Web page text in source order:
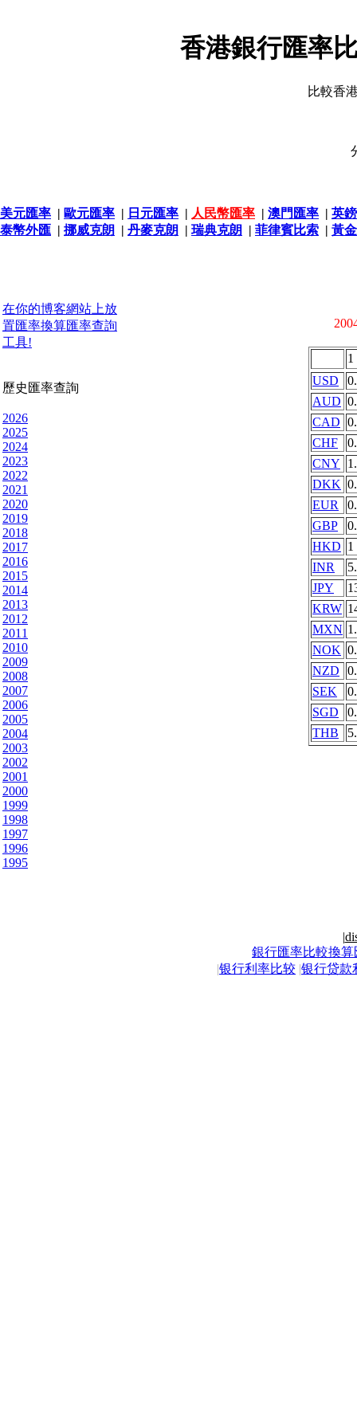
香港銀行匯率
比較香
美元匯率 | 歐元匯率 | 日元匯率 | 人民幣匯率 | 澳門匯率 | 英
泰幣外匯 | 挪威克朗 | 丹麥克朗 | 瑞典克朗 | 菲律賓比索 | 黃
在你的博客網站上放
置匯率換算匯率查詢
工具!
歷史匯率查詢
2026
2025
2024
2023
2022
2021
2020
2019
2018
2017
2016
2015
2014
2013
2012
2011
2010
2009
2008
2007
2006
2005
2004
2003
2002
2001
2000
1999
1998
1997
1996
1995
1
USD
AUD
CAD
CHF
CNY
DKK
EUR
GBP
HKD 1
INR
JPY
KRW
MXN
NOK
NZD
SEK
SGD
THB
|
銀行匯率比較換算
|银行利率比较 |银行贷款